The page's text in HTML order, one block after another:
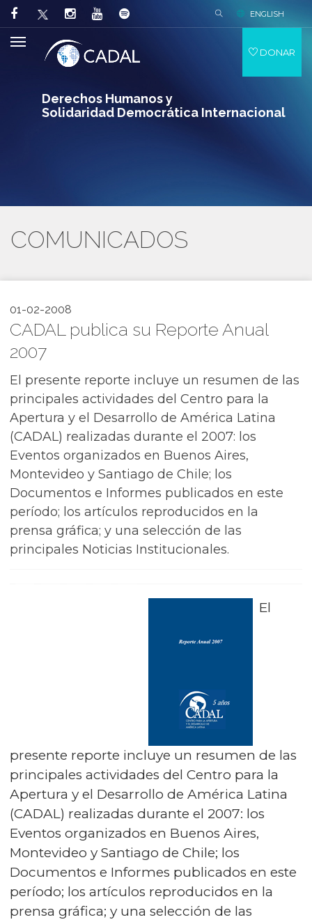
Derechos Humanos y
Solidaridad Democrática Internacional
ENGLISH
DONAR
COMUNICADOS
01-02-2008
CADAL publica su Reporte Anual
2007
El presente reporte incluye un resumen de las
principales actividades del Centro para la
Apertura y el Desarrollo de América Latina
(CADAL) realizadas durante el 2007: los
Eventos organizados en Buenos Aires,
Montevideo y Santiago de Chile; los
Documentos e Informes publicados en este
período; los artículos reproducidos en la
prensa gráfica; y una selección de las
principales Noticias Institucionales.
El
presente reporte incluye un resumen de las
principales actividades del Centro para la
Apertura y el Desarrollo de América Latina
(CADAL) realizadas durante el 2007: los
Eventos organizados en Buenos Aires,
Montevideo y Santiago de Chile; los
Documentos e Informes publicados en este
período; los artículos reproducidos en la
prensa gráfica; y una selección de las